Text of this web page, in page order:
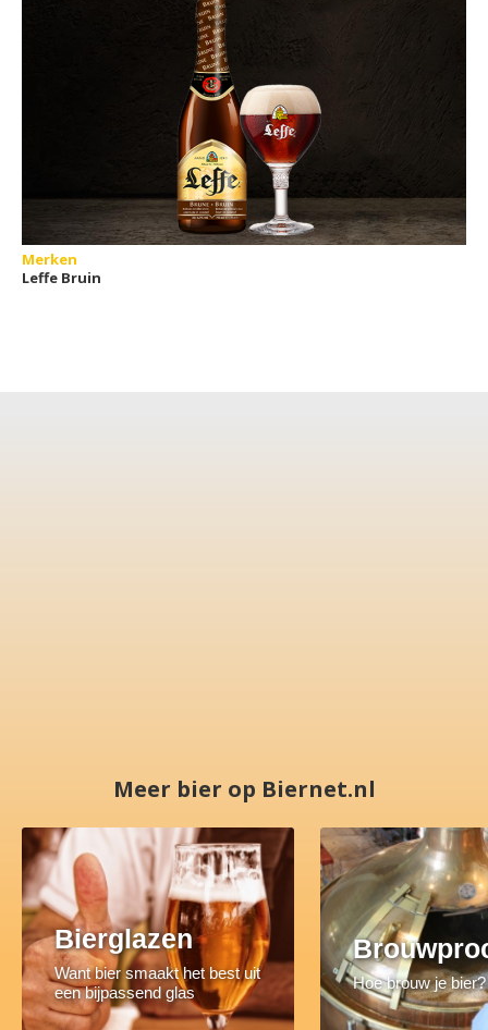
Merken
Leffe Bruin
Meer bier op Biernet.nl
Bierglazen
Want bier smaakt het best uit
een bijpassend glas
Hoe brouw je bier?